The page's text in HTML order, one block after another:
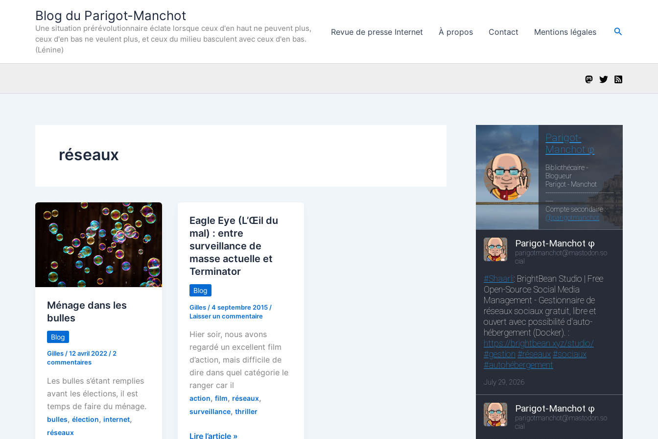
Blog du Parigot-Manchot
Une situation prérévolutionnaire éclate lorsque ceux d'en haut ne peuvent plus,
ceux d'en bas ne veulent plus, et ceux du milieu basculent avec ceux d'en bas.
(Lénine)
Revue de presse Internet À propos Contact Mentions légales
réseaux
Ménage dans les
bulles
Blog
Gilles/12 avril 2022/2
commentaires
Les bulles s’étant remplies
avant les élections, il est
temps de faire du ménage.
bulles, élection, internet,
réseaux
Eagle Eye (L’Œil du
mal) : entre
surveillance de
masse actuelle et
Terminator
Blog
Gilles /4 septembre 2015 /
Laisser un commentaire
Hier soir, nous avons
regardé un excellent film
d’action, mais difficile de
dire dans quel catégorie le
ranger car il
action, film, réseaux,
surveillance, thriller
Eagle
Lire l’article »